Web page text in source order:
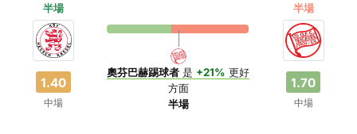
半場 半場
1.40
中場
奧芬巴赫踢球者 是 +21% 更好
方面
半場
1.70
中場